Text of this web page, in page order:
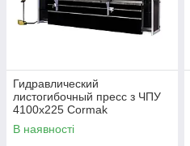
Гидравлический
листогибочный пресс з ЧПУ
4100x225 Cormak
В наявності